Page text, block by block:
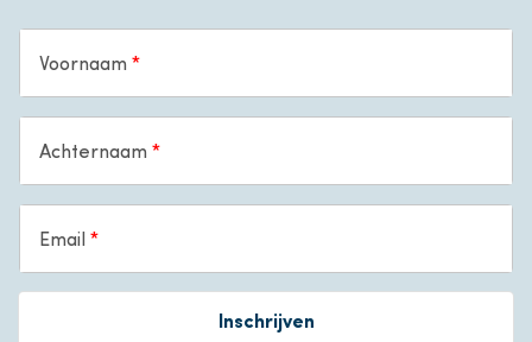
Voornaam
Achternaam
Email
Inschrijven